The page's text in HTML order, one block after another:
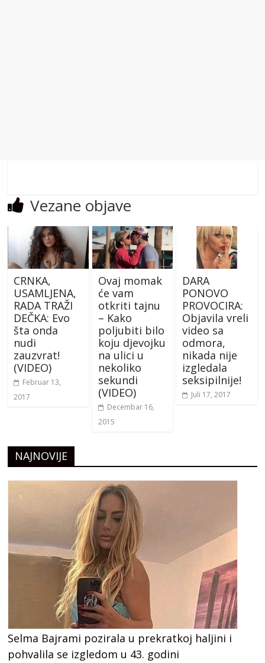
Vezane objave
CRNKA,
USAMLJENA,
RADA TRAŽI
DEČKA: Evo
šta onda
nudi
zauzvrat!
(VIDEO)
Februar 13,
2017
Ovaj momak
će vam
otkriti tajnu
– Kako
poljubiti bilo
koju djevojku
na ulici u
nekoliko
sekundi
(VIDEO)
Decembar 16,
2015
DARA
PONOVO
PROVOCIRA:
Objavila vreli
video sa
odmora,
nikada nije
izgledala
seksipilnije!
Juli 17, 2017
NAJNOVIJE
Selma Bajrami pozirala u prekratkoj haljini i
pohvalila se izgledom u 43. godini